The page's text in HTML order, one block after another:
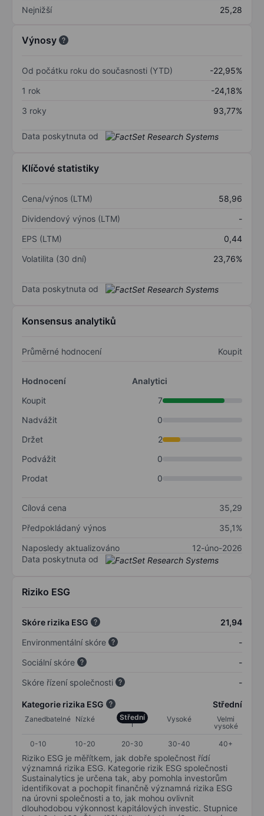
Nejnižší
25,28
Výnosy
Od počátku roku do současnosti (YTD)
-22,95%
1 rok
-24,18%
3 roky
93,77%
Data poskytnuta od
Klíčové statistiky
Cena/výnos (LTM)
58,96
Dividendový výnos (LTM)
-
EPS (LTM)
0,44
Volatilita (30 dní)
23,76%
Data poskytnuta od
Konsensus analytiků
Průměrné hodnocení Koupit
Hodnocení
Analytici
Koupit
7
Nadvážit
0
Držet
2
Podvážit
0
Prodat
0
Cílová cena
35,29
Předpokládaný výnos
35,1%
Naposledy aktualizováno
12-úno-2026
Data poskytnuta od
Riziko ESG
Skóre rizika ESG
21,94
Environmentální skóre
-
Sociální skóre
-
Skóre řízení společnosti
-
Kategorie rizika ESG Střední
Zanedbatelné Nízké Střední Vysoké
Velmi
vysoké
0-10
10-20 20-30 30-40 40+
Riziko ESG je měřítkem, jak dobře společnost řídí
významná rizika ESG. Kategorie rizik ESG společnosti
Sustainalytics je určena tak, aby pomohla investorům
identifikovat a pochopit finančně významná rizika ESG
na úrovni společnosti a to, jak mohou ovlivnit
dlouhodobou výkonnost kapitálových investic. Stupnice